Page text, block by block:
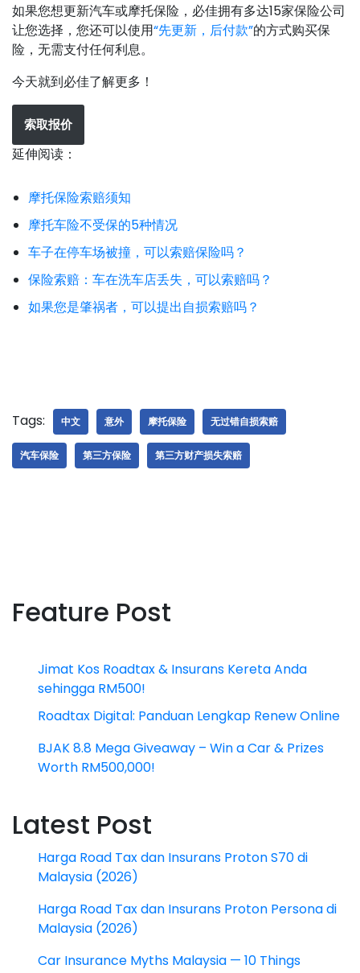
如果您想更新汽车或摩托保险，必佳拥有多达15家保险公司
让您选择，您还可以使用“先更新，后付款”的方式购买保
险，无需支付任何利息。
今天就到必佳了解更多！
索取报价
延伸阅读：
摩托保险索赔须知
摩托车险不受保的5种情况
车子在停车场被撞，可以索赔保险吗？
保险索赔：车在洗车店丢失，可以索赔吗？
如果您是肇祸者，可以提出自损索赔吗？
Tags: 中文 意外 摩托保险 无过错自损索赔
汽车保险 第三方保险 第三方财产损失索赔
Feature Post
Jimat Kos Roadtax & Insurans Kereta Anda
sehingga RM500!
Roadtax Digital: Panduan Lengkap Renew Online
BJAK 8.8 Mega Giveaway – Win a Car & Prizes
Worth RM500,000!
Latest Post
Harga Road Tax dan Insurans Proton S70 di
Malaysia (2026)
Harga Road Tax dan Insurans Proton Persona di
Malaysia (2026)
Car Insurance Myths Malaysia — 10 Things